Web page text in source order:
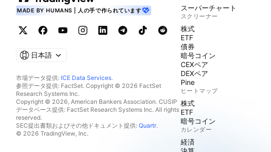
MADE BY HUMANS | 人の手で作られています
日本語
市場データ提供: ICE Data Services.
参照データ提供: FactSet. Copyright © 2026 FactSet
Research Systems Inc.
Copyright © 2026, American Bankers Association. CUSIP
データベース提供: FactSet Research Systems Inc. All rights
reserved.
SEC提出書類およびその他ドキュメント提供: Quartr.
© 2026 TradingView, Inc.
スーパーチャート
スクリーナー
株式
ETF
債券
暗号コイン
CEXペア
DEXペア
Pine
ヒートマップ
株式
ETF
暗号コイン
カレンダー
経済